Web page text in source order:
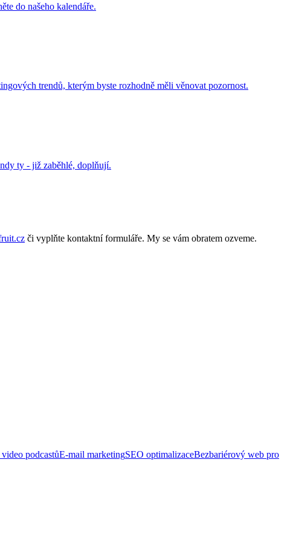
do našeho kalendáře.
trendů, kterým byste rozhodně měli věnovat pozornost.
ty - již zaběhlé, doplňují.
či vyplňte kontaktní formuláře. My se vám obratem ozveme.
podcastůE-mail marketingSEO optimalizaceBezbariérový web pro